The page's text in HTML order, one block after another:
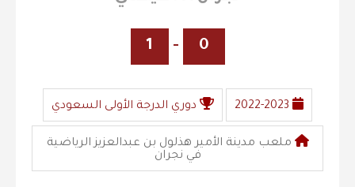
0
-
1
2022-2023 دوري الدرجة الأولى السعودي
ملعب مدينة الأمير هذلول بن عبدالعزيز الرياضية
في نجران